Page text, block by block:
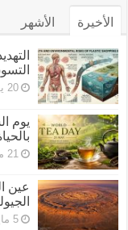
الأخيرة الأشهر
20 يونيو، 2026
يوم
21 مايو، 2026
عين
5 مايو، 2026